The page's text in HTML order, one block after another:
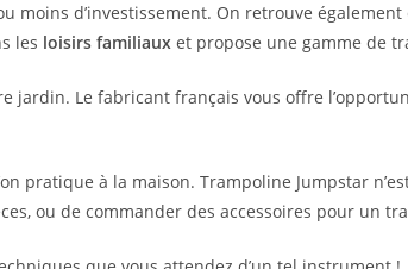
d’investissement. On retrouve
les loisirs familiaux et propose une gamme de
jardin. Le fabricant français vous offre
pratique à la maison. Trampoline Jumpstar
, ou de commander des accessoires pour un